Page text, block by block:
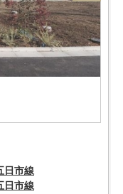
日市線
日市線